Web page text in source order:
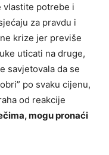
vlastite potrebe i
za pravdu i
krize jer previše
uticati na druge,
savjetovala da se
po svaku cijenu,
od reakcije
mogu pronaći